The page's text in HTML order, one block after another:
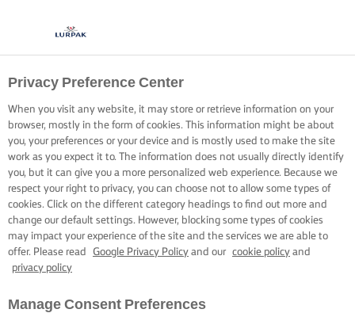
Privacy Preference Center
When you visit any website, it may store or retrieve information on your
browser, mostly in the form of cookies. This information might be about
you, your preferences or your device and is mostly used to make the site
work as you expect it to. The information does not usually directly identify
you, but it can give you a more personalized web experience. Because we
respect your right to privacy, you can choose not to allow some types of
cookies. Click on the different category headings to find out more and
change our default settings. However, blocking some types of cookies
may impact your experience of the site and the services we are able to
offer. Please read
Google Privacy Policy and our cookie policy and
privacy policy
Manage Consent Preferences